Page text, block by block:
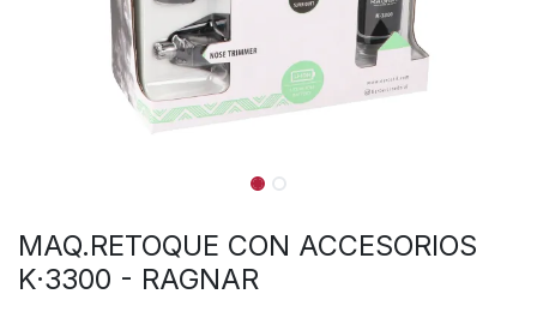
MAQ.RETOQUE CON ACCESORIOS
K·3300 - RAGNAR